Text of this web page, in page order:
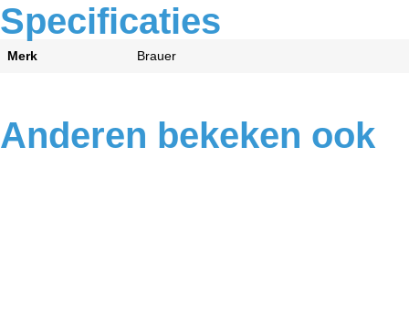
Specificaties
Merk Brauer
Anderen bekeken ook